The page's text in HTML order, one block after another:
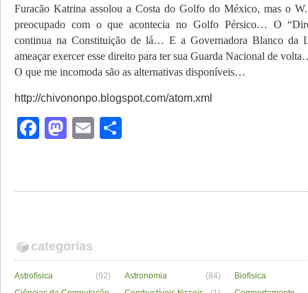
Furacão Katrina assolou a Costa do Golfo do México, mas o
preocupado com o que acontecia no Golfo Pérsico… O
continua na Constituição de lá… E a Governadora Blanco da
ameaçar exercer esse direito para ter sua Guarda Nacional de
O que me incomoda são as alternativas disponíveis…
http://chivononpo.blogspot.com/atom.xml
Facebook
Mastodon
Email
categorias
Astrofísica (92) Astronomia (84)
Biofísica